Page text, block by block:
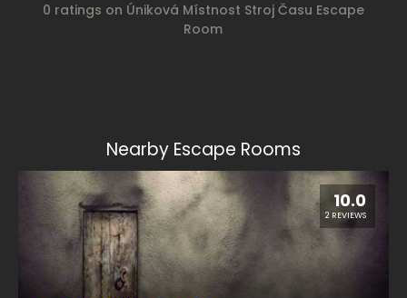
0 ratings on Úniková Místnost Stroj Času Escape
Room
Nearby Escape Rooms
10.0
2 REVIEWS